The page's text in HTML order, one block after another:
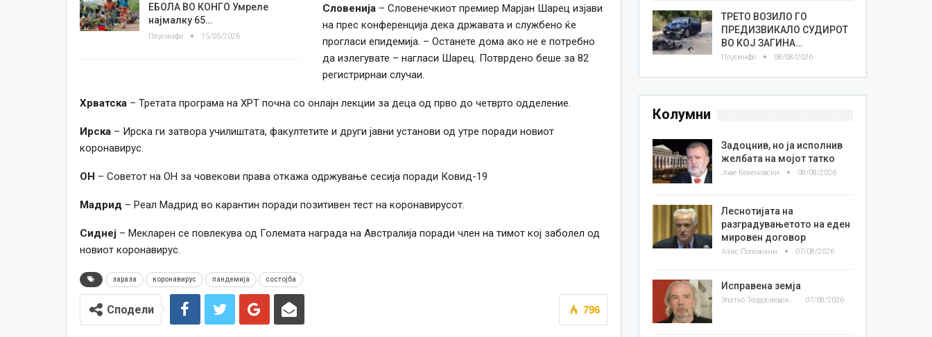
ЕБОЛА ВО КОНГО Умреле
најмалку 65…
Плусинфо 15/05/2026
Словенија– Словенечкиот премиер Марјан Шарец изјави
на прес конференција дека државата и службено ќе
прогласи епидемија. – Останете дома ако не е потребно
да излегувате – нагласи Шарец. Потврдено беше за 82
регистрирнаи случаи.
Хрватска – Третата програма на ХРТ почна со онлајн лекции за деца од прво до четврто одделение.
Ирска– Ирска ги затвора училиштата, факултетите и други јавни установи од утре поради новиот
коронавирус.
ОН – Советот на ОН за човекови права откажа одржување сесија поради Ковид-19
Мадрид – Реал Мадрид во карантин поради позитивен тест на коронавирусот.
Сиднеј – Мекларен се повлекува од Големата награда на Австралија поради член на тимот кој заболел од
новиот коронавирус.
зараза коронавирус пандемија состојба
796
Сподели
ТРЕТО ВОЗИЛО ГО
ПРЕДИЗВИКАЛО СУДИРОТ
ВО КОЈ ЗАГИНА…
Плусинфо 08/08/2026
Колумни
Задоцнив, но ја исполнив
желбата на мојот татко
Јове Кекеновски 08/08/2026
Леснотијата на
разградувањетото на еден
мировен договор
Азис Положани 07/08/2026
Исправена земја
Златко Теодосиевски 07/08/2026